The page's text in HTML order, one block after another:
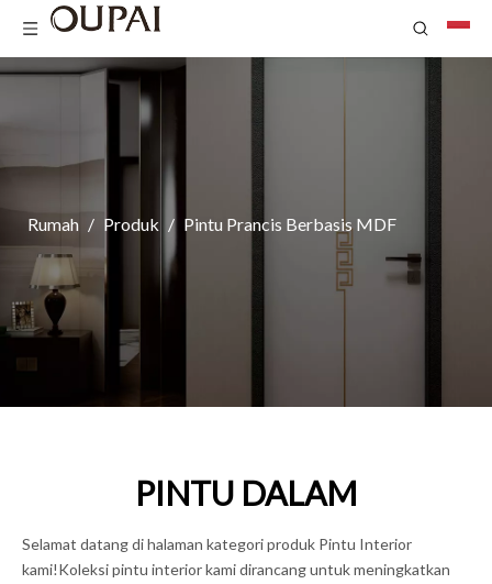
Rumah / Produk / Pintu Prancis Berbasis MDF
PINTU DALAM
Selamat datang di halaman kategori produk Pintu Interior
kami!Koleksi pintu interior kami dirancang untuk meningkatkan